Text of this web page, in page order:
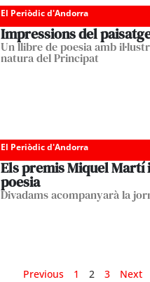
El Periòdic d'Andorra
Impressions del
Un llibre de poesia amb
natura del Principat
El Periòdic d'Andorra
Els premis Miquel Martí
poesia
Divadams acompanyarà la
Previous 1 2 3 Next